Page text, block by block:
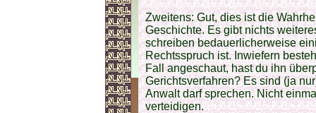
Zweitens: Gut, dies ist die
Geschichte. Es gibt nichts
schreiben bedauerlicherweise
Rechtsspruch ist. Inwiefern
Fall angeschaut, hast du ihn
Gerichtsverfahren? Es sind (ja
Anwalt darf sprechen. Nicht
verteidigen.